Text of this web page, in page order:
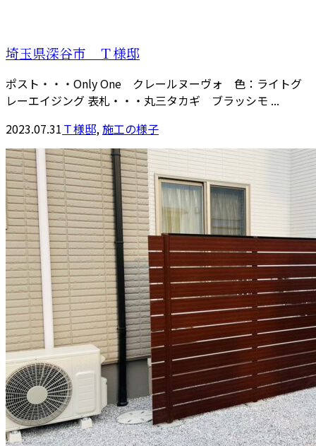
埼玉県深谷市 Ｔ様邸
ポスト・・・Only One クレールヌーヴォ 色：ライトグ
レーエイジング 表札・・・丸三タカギ ブラッシモ ...
2023.07.31 Ｔ様邸,施工の様子